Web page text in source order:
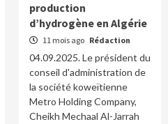
production
d’hydrogène en Algérie
11 mois ago Rédaction
04.09.2025. Le président du
conseil d'administration de
la société koweïtienne
Metro Holding Company,
Cheikh Mechaal Al-Jarrah